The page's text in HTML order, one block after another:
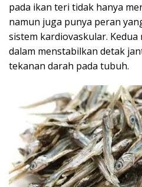
pada ikan teri tidak hanya
namun juga punya peran
sistem kardiovaskular.
dalam menstabilkan detak
tekanan darah pada tubuh.